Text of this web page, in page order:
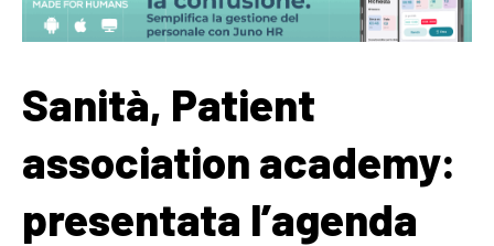
Sanità, Patient
association academy:
presentata l’agenda